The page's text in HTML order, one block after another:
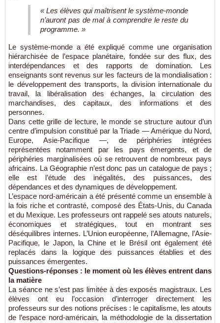
« Les élèves qui maîtrisent le système-monde
n’auront pas de mal à comprendre le reste du
programme. »
Le système-monde a été expliqué comme une organisation
hiérarchisée de l’espace planétaire, fondée sur des flux, des
interdépendances et des rapports de domination. Les
enseignants sont revenus sur les facteurs de la mondialisation :
le développement des transports, la division internationale du
travail, la libéralisation des échanges, la circulation des
marchandises, des capitaux, des informations et des
personnes.
Dans cette grille de lecture, le monde se structure autour d’un
centre d’impulsion constitué par la Triade — Amérique du Nord,
Europe, Asie-Pacifique —, de périphéries intégrées
représentées notamment par les pays émergents, et de
périphéries marginalisées où se retrouvent de nombreux pays
africains. La Géographie n’est donc pas un catalogue de pays ;
elle est l’étude des inégalités, des puissances, des
dépendances et des dynamiques de développement.
L’espace nord-américain a été présenté comme un ensemble à
la fois riche et contrasté, composé des États-Unis, du Canada
et du Mexique. Les professeurs ont rappelé ses atouts naturels,
économiques et stratégiques, tout en montrant ses
déséquilibres internes. L’Union européenne, l’Allemagne, l’Asie-
Pacifique, le Japon, la Chine et le Brésil ont également été
replacés dans la logique des puissances établies et des
puissances émergentes.
Questions-réponses : le moment où les élèves entrent dans
la matière
La séance ne s’est pas limitée à des exposés magistraux. Les
élèves ont eu l’occasion d’interroger directement les
professeurs sur des notions précises : le capitalisme, les atouts
de l’espace nord-américain, la méthodologie de la dissertation